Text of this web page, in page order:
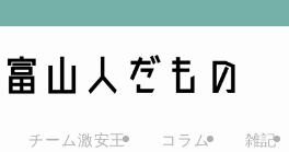
チーム激安王 コラム 雑記